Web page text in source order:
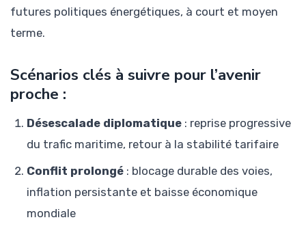
futures politiques énergétiques, à court et moyen
terme.
Scénarios clés à suivre pour l’avenir
proche :
Désescalade diplomatique : reprise progressive
du trafic maritime, retour à la stabilité tarifaire
Conflit prolongé : blocage durable des voies,
inflation persistante et baisse économique
mondiale